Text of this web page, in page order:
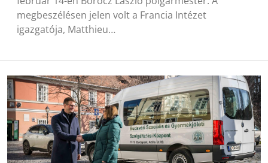
megbeszélésen jelen volt a Francia Intézet
igazgatója, Matthieu…